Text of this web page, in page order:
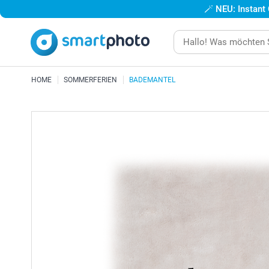
🪄 NEU:
HOME SOMMERFERIEN BADEMANTEL